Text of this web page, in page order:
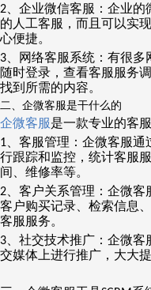
2 、企业微信客服：企业
的人工客服，而且可以实
心便捷。
3 、网络客服系统：有很
随时登录，查看客服服务
找到所需的内容。
二、企微客服是干什么的
企微客服是一款专业的客
1 、客服管理：企微客服
行跟踪和监控，统计客服
间、维修率等。
2 、客户关系管理：企微
客户购买记录、检索信息
客服服务。
3 、社交技术推广：企微
交媒体上进行推广，大大